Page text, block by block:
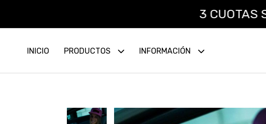
3 CUOTAS SIN
INICIO PRODUCTOS INFORMACIÓN